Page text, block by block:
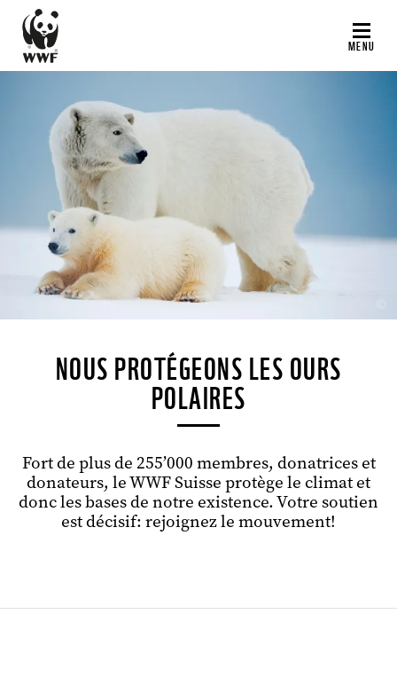
contenu
principal
MENU
NOUS PROTÉGEONS LES OURS
POLAIRES
Fort de plus de 255’000 membres, donatrices et
donateurs, le WWF Suisse protège le climat et
donc les bases de notre existence. Votre soutien
est décisif: rejoignez le mouvement!